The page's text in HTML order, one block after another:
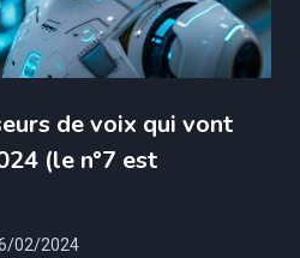
de voix qui vont
(le n°7 est
02/2024